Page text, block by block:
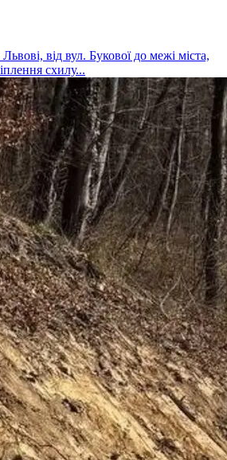
від вул. Букової до межі міста,
схилу...